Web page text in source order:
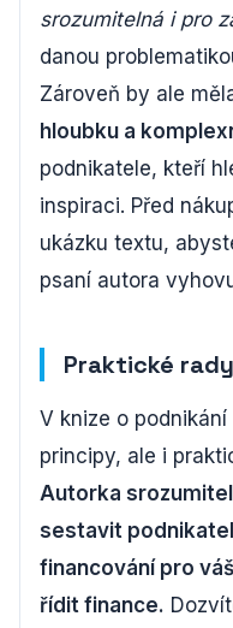
srozumitelná i pro
danou
Zároveň by ale
hloubku a
podnikatele, kteří
inspiraci. Před
ukázku textu,
psaní autora
Praktické
V knize o
principy, ale i
Autorka
sestavit
financování pro
řídit finance.